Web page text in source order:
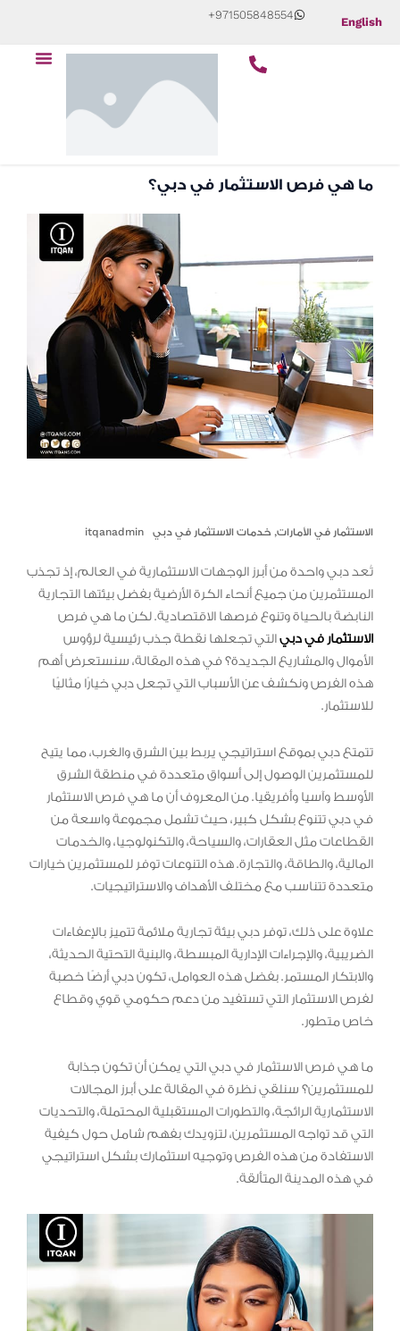
content
English
+971505848554
Menu
ما هي فرص الاستثمار في دبي؟
الاستثمار في الأمارات, خدمات الاستثمار في دبي itqanadmin
تُعد دبي واحدة من أبرز الوجهات الاستثمارية في العالم، إذ تجذب
المستثمرين من جميع أنحاء الكرة الأرضية بفضل بيئتها التجارية
النابضة بالحياة وتنوع فرصها الاقتصادية. لكن ما هي فرص
الاستثمار في دبيالتي تجعلها نقطة جذب رئيسية لرؤوس
الأموال والمشاريع الجديدة؟ في هذه المقالة، سنستعرض أهم
هذه الفرص ونكشف عن الأسباب التي تجعل دبي خيارًا مثاليًا
للاستثمار.
تتمتع دبي بموقع استراتيجي يربط بين الشرق والغرب، مما يتيح
للمستثمرين الوصول إلى أسواق متعددة في منطقة الشرق
الأوسط وآسيا وأفريقيا. من المعروف أن ما هي فرص الاستثمار
في دبي تتنوع بشكل كبير، حيث تشمل مجموعة واسعة من
القطاعات مثل العقارات، والسياحة، والتكنولوجيا، والخدمات
المالية، والطاقة، والتجارة. هذه التنوعات توفر للمستثمرين خيارات
متعددة تتناسب مع مختلف الأهداف والاستراتيجيات.
علاوة على ذلك، توفر دبي بيئة تجارية ملائمة تتميز بالإعفاءات
الضريبية، والإجراءات الإدارية المبسطة، والبنية التحتية الحديثة،
والابتكار المستمر. بفضل هذه العوامل، تكون دبي أرضًا خصبة
لفرص الاستثمار التي تستفيد من دعم حكومي قوي وقطاع
خاص متطور.
ما هي فرص الاستثمار في دبي التي يمكن أن تكون جذابة
للمستثمرين؟ سنلقي نظرة في المقالة على أبرز المجالات
الاستثمارية الرائجة، والتطورات المستقبلية المحتملة، والتحديات
التي قد تواجه المستثمرين، لتزويدك بفهم شامل حول كيفية
الاستفادة من هذه الفرص وتوجيه استثمارك بشكل استراتيجي
في هذه المدينة المتألقة.